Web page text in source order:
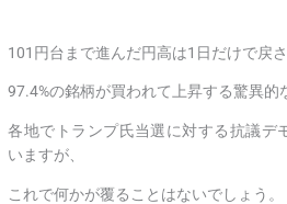
101円台まで進んだ円高は1日だけで戻
97.4%の銘柄が買われて上昇する驚異的
各地でトランプ氏当選に対する抗議デ
いますが、
これで何かが覆ることはないでしょう。